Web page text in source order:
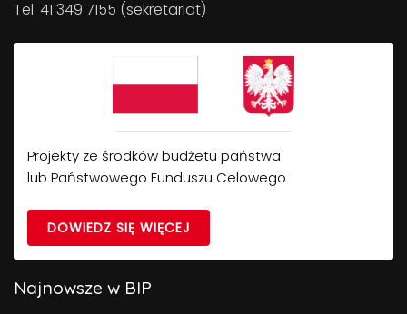
Tel. 41 349 7155 (sekretariat)
Projekty ze środków budżetu państwa
lub Państwowego Funduszu Celowego
DOWIEDZ SIĘ WIĘCEJ
Najnowsze w BIP